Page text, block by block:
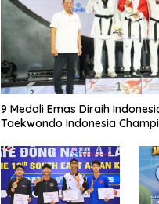
9 Medali Emas Diraih
Taekwondo Indonesia